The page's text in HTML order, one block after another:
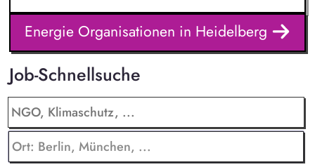
Energie Organisationen in Heidelberg
Job-Schnellsuche